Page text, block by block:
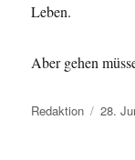
Leben.
Aber gehen
Autor
Redaktion 28.